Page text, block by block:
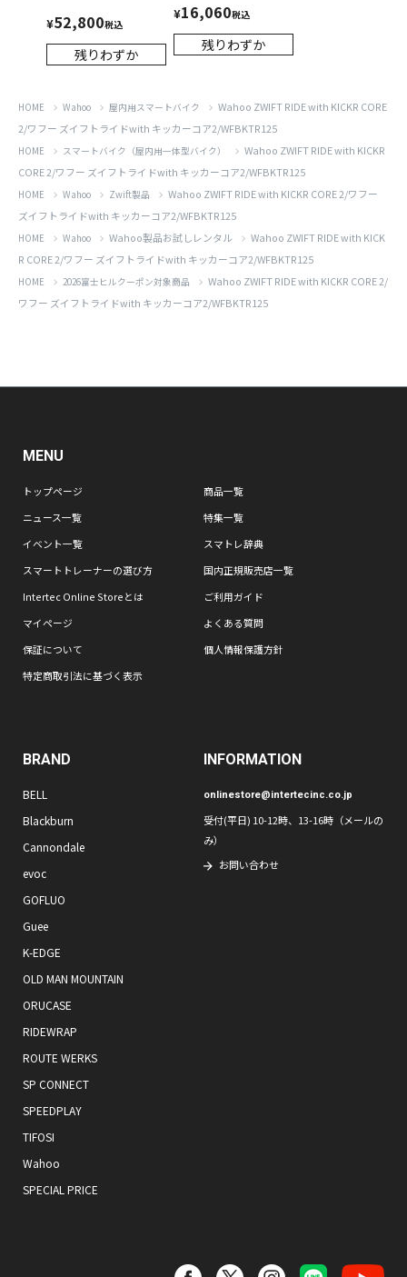
¥52,800税込
残りわずか
¥16,060税込
残りわずか
HOME Wahoo 屋内用スマートバイク
Wahoo ZWIFT RIDE with KICKR CORE
2/ワフー ズイフトライドwith キッカーコア2/WFBKTR125
HOME スマートバイク（屋内用一体型バイク）
Wahoo ZWIFT RIDE with KICKR
CORE 2/ワフー ズイフトライドwith キッカーコア2/WFBKTR125
HOME Wahoo Zwift製品
Wahoo ZWIFT RIDE with KICKR CORE 2/ワフー
ズイフトライドwith キッカーコア2/WFBKTR125
HOME Wahoo Wahoo製品お試しレンタル
Wahoo ZWIFT RIDE with KICK
R CORE 2/ワフー ズイフトライドwith キッカーコア2/WFBKTR125
HOME 2026富士ヒルクーポン対象商品
Wahoo ZWIFT RIDE with KICKR CORE 2/
ワフー ズイフトライドwith キッカーコア2/WFBKTR125
MENU
トップページ
商品一覧
ニュース一覧
特集一覧
イベント一覧
スマトレ辞典
スマートトレーナーの選び方
国内正規販売店一覧
Intertec Online Storeとは
ご利用ガイド
マイページ
よくある質問
保証について
個人情報保護方針
特定商取引法に基づく表示
BRAND
BELL
Blackburn
Cannondale
evoc
GOFLUO
Guee
K-EDGE
OLD MAN MOUNTAIN
ORUCASE
RIDEWRAP
ROUTE WERKS
SP CONNECT
SPEEDPLAY
TIFOSI
Wahoo
SPECIAL PRICE
INFORMATION
onlinestore@intertecinc.co.jp
受付(平日) 10-12時、13-16時（メールの
み）
お問い合わせ